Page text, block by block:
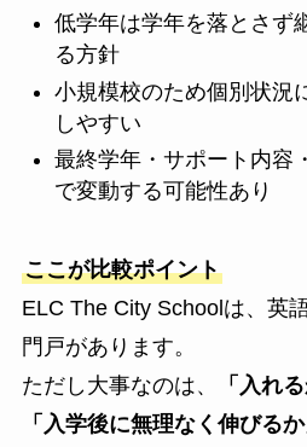
低学年は学年を落とさず
る方針
小規模校のため個別状況
しやすい
最終学年・サポート内容
で変動する可能性あり
ここが比較ポイント
ELC The City Schoolは、英
門戸があります。
ただし大事なのは、
「入れ
「入学後に無理なく伸びるか